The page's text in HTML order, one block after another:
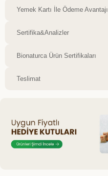
Yemek Kartı İle Ödeme Avantajı
Sertifika&Analizler
Bionaturca Ürün Sertifikaları
Teslimat